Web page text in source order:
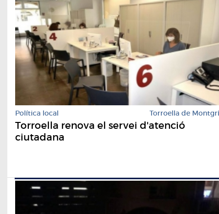
Política local Torroella de Montgrí
Torroella renova el servei d'atenció
ciutadana